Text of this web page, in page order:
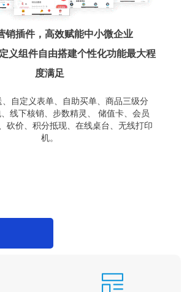
销插件，高效赋能中小微企业
义组件自由搭建个性化功能最大程
度满足
、自定义表单、自助买单、商品三级分
线下核销、步数精灵、 储值卡、会员
砍价、积分抵现、在线桌台、无线打印
机。